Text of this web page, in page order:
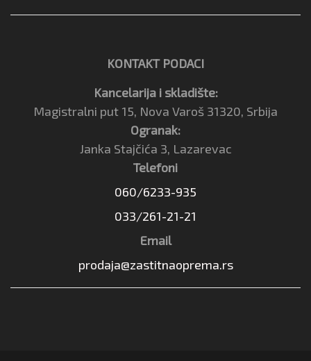
KONTAKT PODACI
Kancelarija i skladište:
Magistralni put 15, Nova Varoš 31320, Srbija
Ogranak:
Janka Stajčića 3, Lazarevac
Telefoni
060/6233-935
033/261-21-21
Email
prodaja@zastitnaoprema.rs